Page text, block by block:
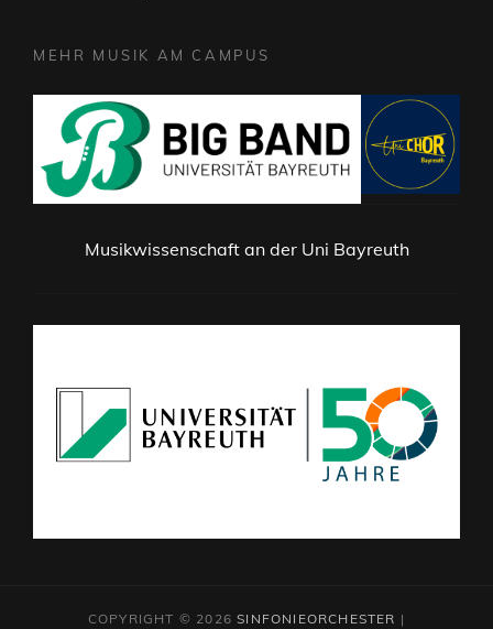
MEHR MUSIK AM CAMPUS
Musikwissenschaft an der Uni Bayreuth
COPYRIGHT © 2026SINFONIEORCHESTER |